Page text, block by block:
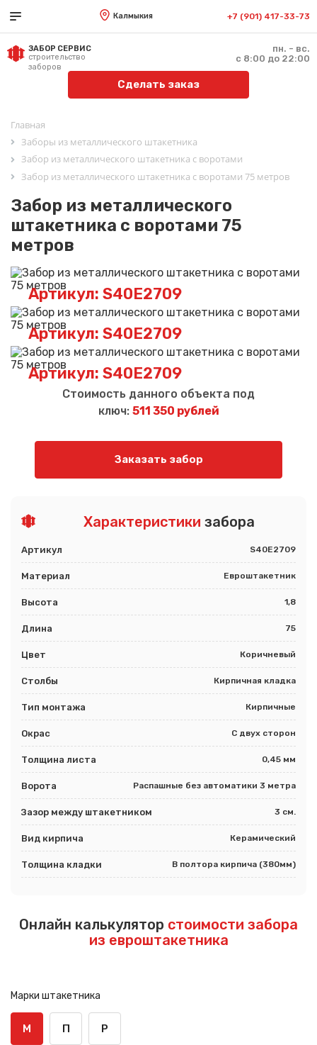
Калмыкия +7 (901) 417-33-73
ЗАБОР СЕРВИС
строительство
заборов
пн. - вс.
с 8:00 до 22:00
Сделать заказ
Главная
Заборы из металлического штакетника
Забор из металлического штакетника с воротами
Забор из металлического штакетника с воротами 75 метров
Забор из металлического
штакетника с воротами 75
метров
Артикул: S40E2709
Артикул: S40E2709
Артикул: S40E2709
Стоимость данного объекта под
ключ: 511 350 рублей
Заказать забор
Характеристики забора
Артикул S40E2709
Материал Евроштакетник
Высота 1,8
Длина 75
Цвет Коричневый
Столбы Кирпичная кладка
Тип монтажа Кирпичные
Окрас С двух сторон
Толщина листа 0,45 мм
Ворота Распашные без автоматики 3 метра
Зазор между штакетником 3 см.
Вид кирпича Керамический
Толщина кладки В полтора кирпича (380мм)
Онлайн калькулятор стоимости забора
из евроштакетника
Марки штакетника
М П Р